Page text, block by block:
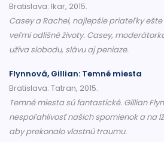
Bratislava: Ikar, 2015.
Casey a Rachel, najlepšie priateľky
veľmi odlišné životy. Casey,
užíva slobodu, slávu aj peniaze.
Flynnová, Gillian: Temné miesta
Bratislava: Tatran, 2015.
Temné miesta sú fantastické. Gillian
nespoľahlivosť našich spomienok a na
aby prekonalo vlastnú traumu.